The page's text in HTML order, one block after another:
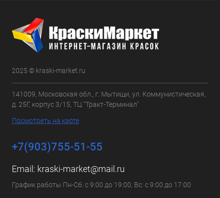
2025 © kraski-market.ru
141009, Московская обл., г. Мытищи, ул. Коммунистическая,
д. 25Г, корпус 3/15, ТЦ "Тракт-Терминал"
Посмотреть на карте
+7(903)755-51-55
Email: kraski-market@mail.ru
График работы Пн-Сб: с 9:00 до 19:00, Вс: с 9:00 до 17:00